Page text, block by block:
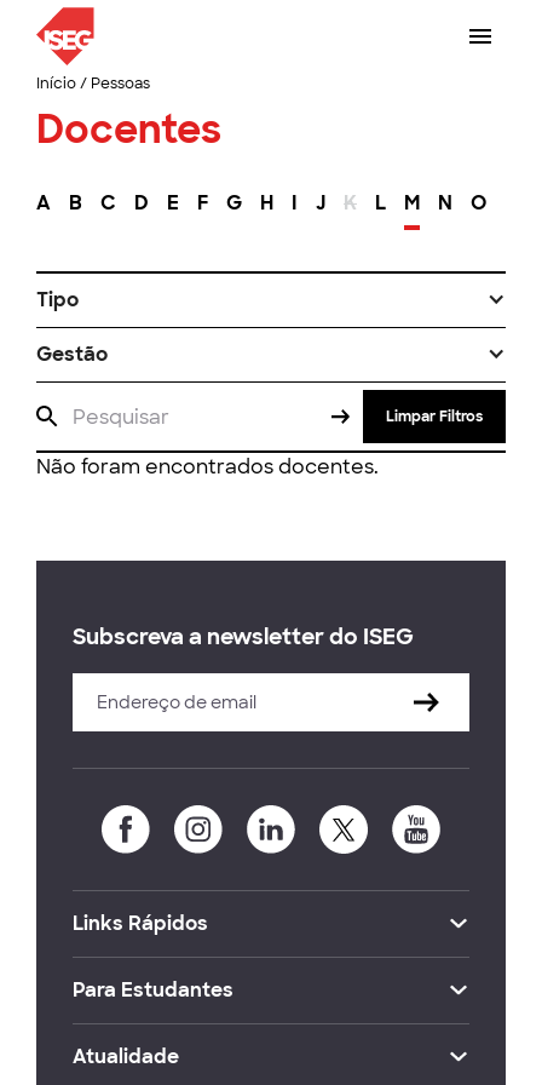
Início/ Pessoas
Docentes
A B C D E F G H I J K L M N O
Tipo
Gestão
Limpar Filtros
Não foram encontrados docentes.
Subscreva a newsletter do ISEG
Links Rápidos
Para Estudantes
Atualidade